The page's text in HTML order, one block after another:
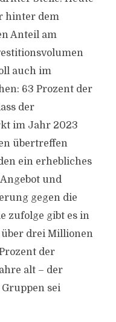
hinter dem
Anteil am
auch im
63 Prozent der
der
im Jahr 2023
übertreffen
ein erhebliches
und
gegen die
zufolge gibt es in
über drei Millionen
der
alt – der
sei